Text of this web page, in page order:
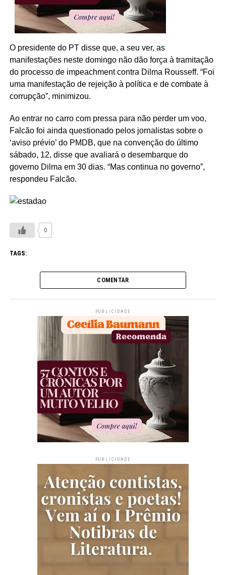
O presidente do PT disse que, a seu ver, as
manifestações neste domingo não dão força à tramitação
do processo de impeachment contra Dilma Rousseff. “Foi
uma manifestação de rejeição à política e de combate à
corrupção”, minimizou.
Ao entrar no carro com pressa para não perder um voo,
Falcão foi ainda questionado pelos jornalistas sobre o
‘aviso prévio’ do PMDB, que na convenção do último
sábado, 12, disse que avaliará o desembarque do
governo Dilma em 30 dias. “Mas continua no governo”,
respondeu Falcão.
0
TAGS:
COMENTAR
PUBLICIDADE
PUBLICIDADE